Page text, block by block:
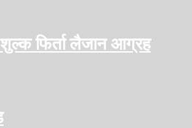
शुल्क फिर्ता लैजान आग्रह